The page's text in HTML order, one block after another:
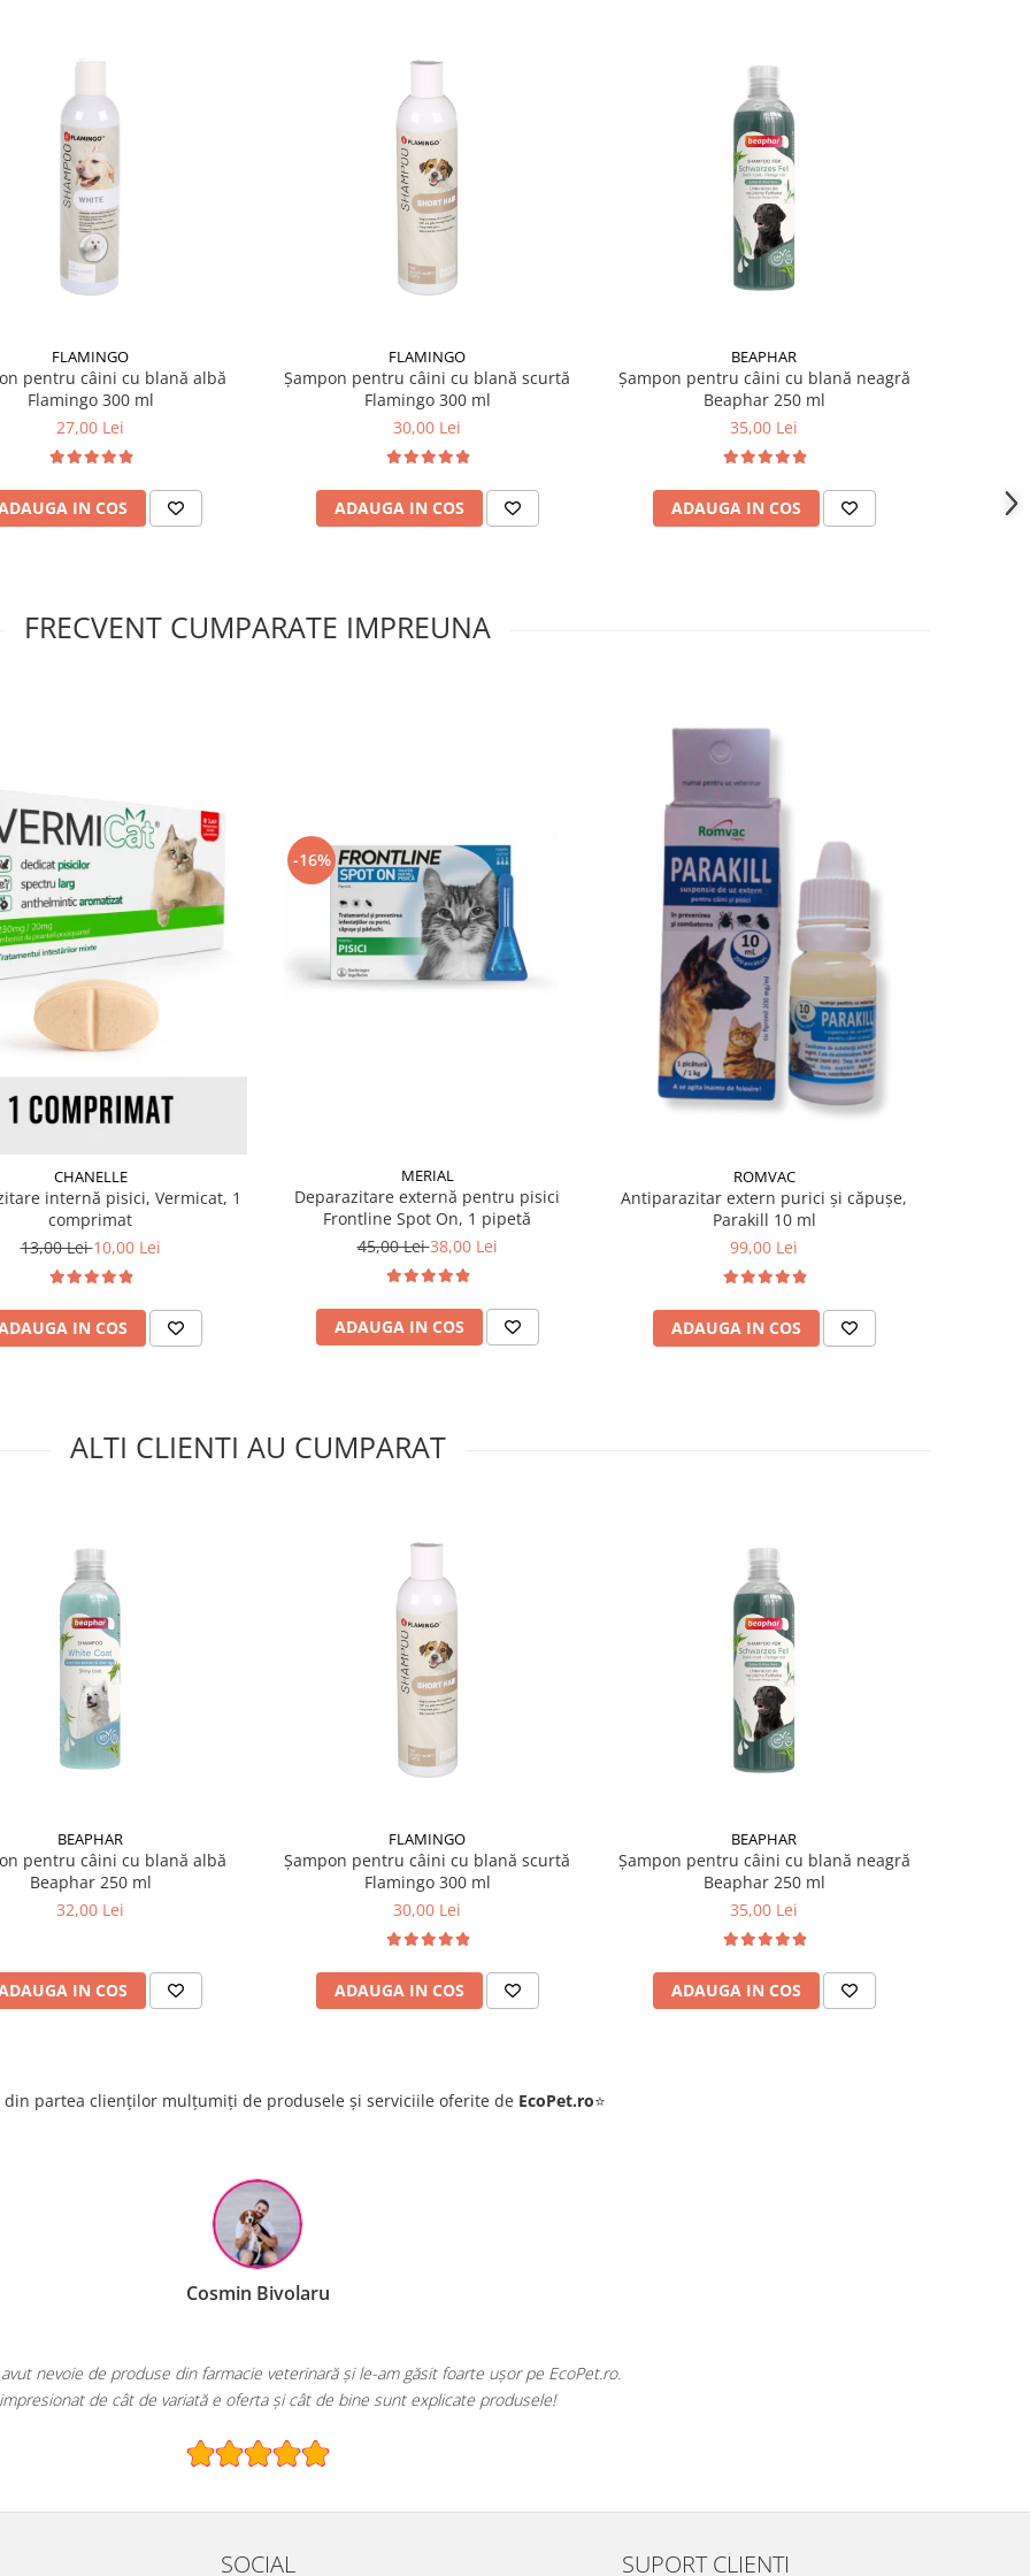
FLAMINGO
pentru câini cu blană albă
Flamingo 300 ml
27,00 Lei
IN COS
FLAMINGO
Șampon pentru câini cu blană scurtă
Flamingo 300 ml
30,00 Lei
ADAUGA IN COS
BEAPHAR
Șampon pentru câini cu blană neagră
Beaphar 250 ml
35,00 Lei
ADAUGA IN COS
FRECVENT CUMPARATE IMPREUNA
CHANELLE
internă pisici, Vermicat, 1
comprimat
13,00 Lei10,00 Lei
IN COS
-16%
MERIAL
Deparazitare externă pentru pisici
Frontline Spot On, 1 pipetă
45,00 Lei38,00 Lei
ADAUGA IN COS
ROMVAC
Antiparazitar extern purici și căpușe,
Parakill 10 ml
99,00 Lei
ADAUGA IN COS
ALTI CLIENTI AU CUMPARAT
BEAPHAR
pentru câini cu blană albă
Beaphar 250 ml
32,00 Lei
IN COS
FLAMINGO
Șampon pentru câini cu blană scurtă
Flamingo 300 ml
30,00 Lei
ADAUGA IN COS
BEAPHAR
Șampon pentru câini cu blană neagră
Beaphar 250 ml
35,00 Lei
ADAUGA IN COS
din partea clienților mulțumiți de produsele și serviciile oferite de EcoPet.ro⭐
Raluca Popescu
mea de fiecare dată când am nevoie de hrană sau produse pentru păsările exotice din volieră.
E greu să găsești un magazin online cu o gamă atât de largă și specializată.
SOCIAL SUPORT CLIENTI